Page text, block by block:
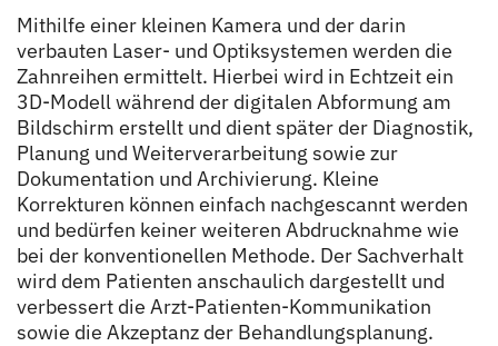
Mithilfe einer kleinen Kamera und der darin
verbauten Laser- und Optiksystemen werden die
Zahnreihen ermittelt. Hierbei wird in Echtzeit ein
3D-Modell während der digitalen Abformung am
Bildschirm erstellt und dient später der Diagnostik,
Planung und Weiterverarbeitung sowie zur
Dokumentation und Archivierung. Kleine
Korrekturen können einfach nachgescannt werden
und bedürfen keiner weiteren Abdrucknahme wie
bei der konventionellen Methode. Der Sachverhalt
wird dem Patienten anschaulich dargestellt und
verbessert die Arzt-Patienten-Kommunikation
sowie die Akzeptanz der Behandlungsplanung.